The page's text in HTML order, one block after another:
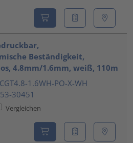
Beständigkeit,
4.8mm/1.6mm, weiß, 110m
1.6WH-PO-X-WH
30451
Vergleichen